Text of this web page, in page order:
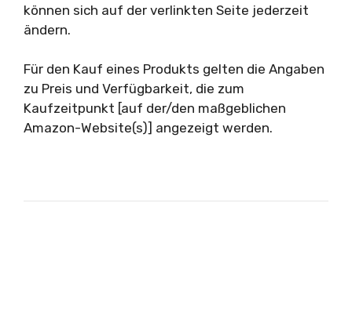
können sich auf der verlinkten Seite jederzeit
ändern.
Für den Kauf eines Produkts gelten die Angaben
zu Preis und Verfügbarkeit, die zum
Kaufzeitpunkt [auf der/den maßgeblichen
Amazon-Website(s)] angezeigt werden.